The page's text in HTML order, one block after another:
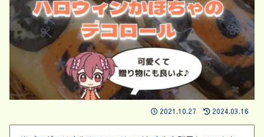
2021.10.27 2024.03.16